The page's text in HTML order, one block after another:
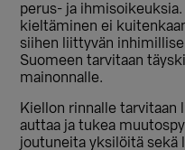
perus- ja ihmisoikeuksia.
kieltäminen ei
siihen liittyvän
Suomeen tarvitaan
mainonnalle.
Kiellon rinnalle tarvitaan
auttaa ja tukea
joutuneita yksilöitä sekä